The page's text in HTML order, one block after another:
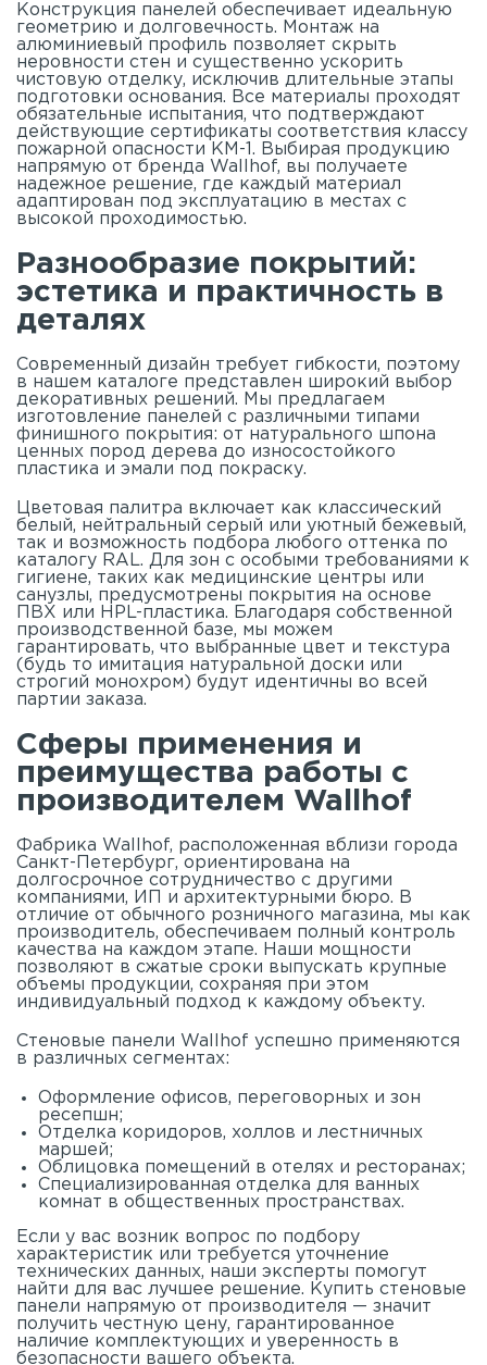
Конструкция панелей обеспечивает идеальную
геометрию и долговечность. Монтаж на
алюминиевый профиль позволяет скрыть
неровности стен и существенно ускорить
чистовую отделку, исключив длительные этапы
подготовки основания. Все материалы проходят
обязательные испытания, что подтверждают
действующие сертификаты соответствия классу
пожарной опасности КМ-1. Выбирая продукцию
напрямую от бренда Wallhof, вы получаете
надежное решение, где каждый материал
адаптирован под эксплуатацию в местах с
высокой проходимостью.
Разнообразие покрытий:
эстетика и практичность в
деталях
Современный дизайн требует гибкости, поэтому
в нашем каталоге представлен широкий выбор
декоративных решений. Мы предлагаем
изготовление панелей с различными типами
финишного покрытия: от натурального шпона
ценных пород дерева до износостойкого
пластика и эмали под покраску.
Цветовая палитра включает как классический
белый, нейтральный серый или уютный бежевый,
так и возможность подбора любого оттенка по
каталогу RAL. Для зон с особыми требованиями к
гигиене, таких как медицинские центры или
санузлы, предусмотрены покрытия на основе
ПВХ или HPL-пластика. Благодаря собственной
производственной базе, мы можем
гарантировать, что выбранные цвет и текстура
(будь то имитация натуральной доски или
строгий монохром) будут идентичны во всей
партии заказа.
Сферы применения и
преимущества работы с
производителем Wallhof
Фабрика Wallhof, расположенная вблизи города
Санкт-Петербург, ориентирована на
долгосрочное сотрудничество с другими
компаниями, ИП и архитектурными бюро. В
отличие от обычного розничного магазина, мы как
производитель, обеспечиваем полный контроль
качества на каждом этапе. Наши мощности
позволяют в сжатые сроки выпускать крупные
объемы продукции, сохраняя при этом
индивидуальный подход к каждому объекту.
Стеновые панели Wallhof успешно применяются
в различных сегментах:
Оформление офисов, переговорных и зон
ресепшн;
Отделка коридоров, холлов и лестничных
маршей;
Облицовка помещений в отелях и ресторанах;
Специализированная отделка для ванных
комнат в общественных пространствах.
Если у вас возник вопрос по подбору
характеристик или требуется уточнение
технических данных, наши эксперты помогут
найти для вас лучшее решение. Купить стеновые
панели напрямую от производителя — значит
получить честную цену, гарантированное
наличие комплектующих и уверенность в
безопасности вашего объекта.